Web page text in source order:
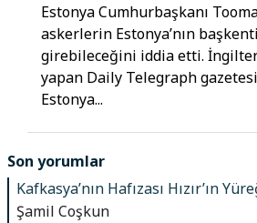
Estonya Cumhurbaşkanı
askerlerin Estonya’nın
girebileceğini iddia etti.
yapan Daily Telegraph
Estonya...
Son yorumlar
Kafkasya’nın Hafızası Hızır’ın
Şamil Coşkun